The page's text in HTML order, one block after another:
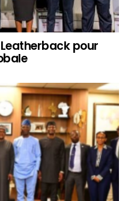
pour